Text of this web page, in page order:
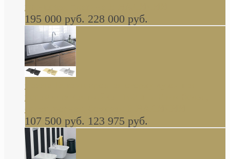
глянцевая платина В НАЛИЧИИ
195 000 руб. 228 000 руб.
керамическая мойка 1160 x 510 мм белая,
серая, черная, бежевая В НАЛИЧИИ
107 500 руб. 123 975 руб.